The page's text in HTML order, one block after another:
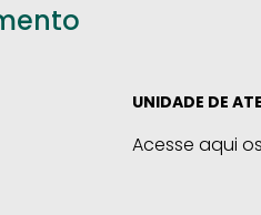
UNIDADE DE
Acesse aqui